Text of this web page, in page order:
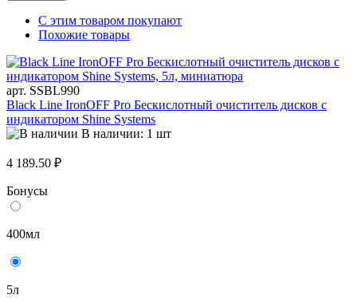
С этим товаром покупают
Похожие товары
арт. SSBL990
Black Line IronOFF Pro Бескислотный очиститель дисков с
индикатором Shine Systems
В наличии: 1 шт
4 189.50 ₽
Бонусы
400мл
5л